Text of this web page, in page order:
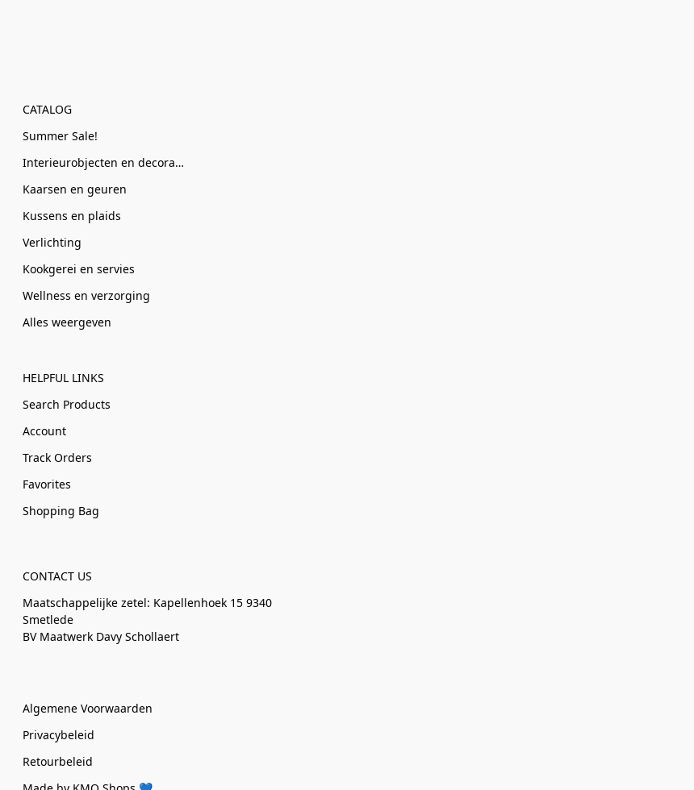
CATALOG
Summer Sale!
Interieurobjecten en decoratie
Kaarsen en geuren
Kussens en plaids
Verlichting
Kookgerei en servies
Wellness en verzorging
Alles weergeven
HELPFUL LINKS
Search Products
Account
Track Orders
Favorites
Shopping Bag
CONTACT US
Maatschappelijke zetel: Kapellenhoek 15 9340
Smetlede
BV Maatwerk Davy Schollaert
Algemene Voorwaarden
Privacybeleid
Retourbeleid